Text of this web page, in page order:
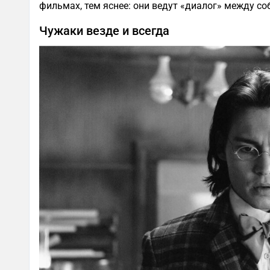
фильмах, тем яснее: они ведут «диалог» между
Чужаки везде и всегда